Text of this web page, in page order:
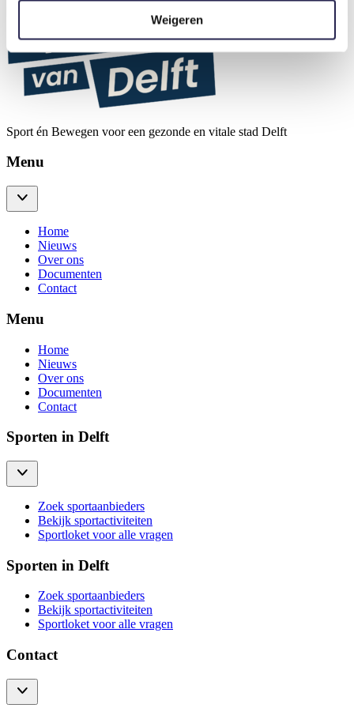
Weigeren
Sport én Bewegen voor een gezonde en vitale stad Delft
Menu
Home
Nieuws
Over ons
Documenten
Contact
Menu
Home
Nieuws
Over ons
Documenten
Contact
Sporten in Delft
Zoek sportaanbieders
Bekijk sportactiviteiten
Sportloket voor alle vragen
Sporten in Delft
Zoek sportaanbieders
Bekijk sportactiviteiten
Sportloket voor alle vragen
Contact